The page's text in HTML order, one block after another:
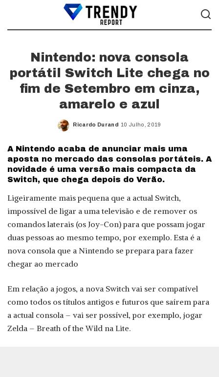
Nintendo: nova consola
portátil Switch Lite chega no
fim de Setembro em cinza,
amarelo e azul
Posted
Ricardo Durand 10 Julho, 2019
A Nintendo acaba de anunciar mais uma
aposta no mercado das consolas portáteis. A
novidade é uma versão mais compacta da
Switch, que chega depois do Verão.
Ligeiramente mais pequena que a actual Switch,
impossível de ligar a uma televisão e de remover os
comandos laterais (os Joy-Con) para que possam jogar
duas pessoas ao mesmo tempo, por exemplo. Esta é a
nova consola que a Nintendo se prepara para fazer
chegar ao mercado
Em relação a jogos, a nova Switch vai ser compatível
como todos os títulos antigos e futuros que saírem para
a actual consola – vai ser possível, por exemplo, jogar
Zelda – Breath of the Wild na Lite.